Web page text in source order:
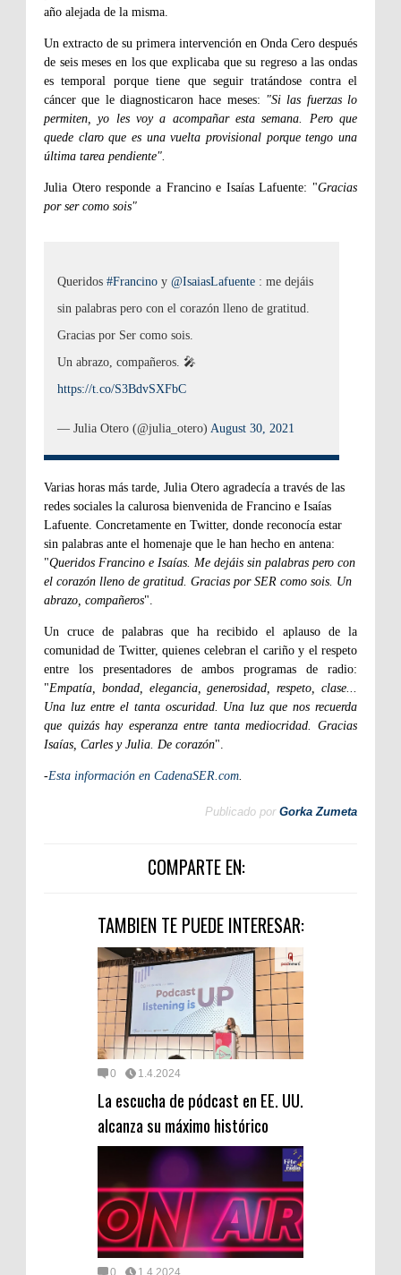
año alejada de la misma.
Un extracto de su primera intervención en Onda Cero después
de seis meses en los que explicaba que su regreso a las ondas
es temporal porque tiene que seguir tratándose contra el
cáncer que le diagnosticaron hace meses: "Si las fuerzas lo
permiten, yo les voy a acompañar esta semana. Pero que
quede claro que es una vuelta provisional porque tengo una
última tarea pendiente".
Julia Otero responde a Francino e Isaías Lafuente: "Gracias
por ser como sois"
Queridos #Francino y @IsaiasLafuente : me dejáis
sin palabras pero con el corazón lleno de gratitud.
Gracias por Ser como sois.
Un abrazo, compañeros. 🎤
https://t.co/S3BdvSXFbC
— Julia Otero (@julia_otero) August 30, 2021
Varias horas más tarde, Julia Otero agradecía a través de las
redes sociales la calurosa bienvenida de Francino e Isaías
Lafuente. Concretamente en Twitter, donde reconocía estar
sin palabras ante el homenaje que le han hecho en antena:
"Queridos Francino e Isaías. Me dejáis sin palabras pero con
el corazón lleno de gratitud. Gracias por SER como sois. Un
abrazo, compañeros".
Un cruce de palabras que ha recibido el aplauso de la
comunidad de Twitter, quienes celebran el cariño y el respeto
entre los presentadores de ambos programas de radio:
"Empatía, bondad, elegancia, generosidad, respeto, clase...
Una luz entre el tanta oscuridad. Una luz que nos recuerda
que quizás hay esperanza entre tanta mediocridad. Gracias
Isaías, Carles y Julia. De corazón".
-Esta información en CadenaSER.com.
Publicado por Gorka Zumeta
COMPARTE EN:
TAMBIEN TE PUEDE INTERESAR:
0 1.4.2024
La escucha de pódcast en EE. UU.
alcanza su máximo histórico
0 1.4.2024